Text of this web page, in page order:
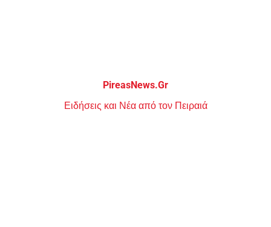
PireasNews.Gr
Ειδήσεις και Νέα από τον Πειραιά